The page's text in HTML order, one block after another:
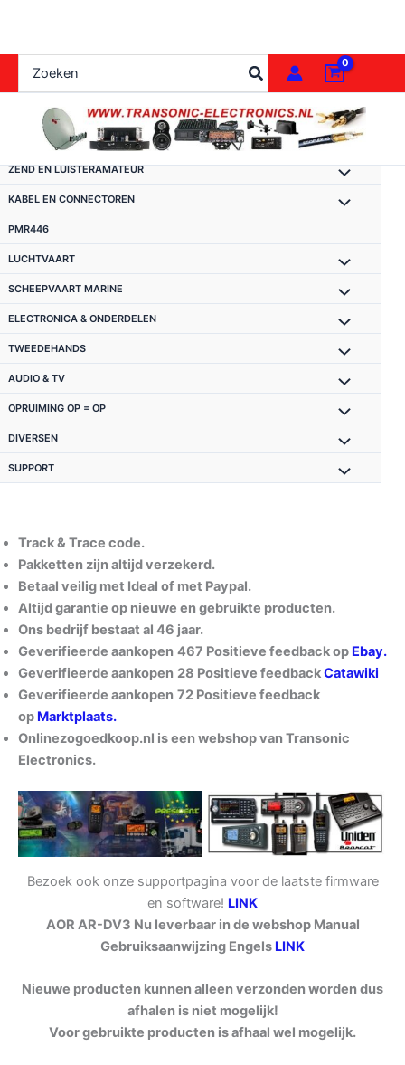
de
inhoud
naar:
ZEND EN LUISTERAMATEUR
KABEL EN CONNECTOREN
PMR446
LUCHTVAART
SCHEEPVAART MARINE
ELECTRONICA & ONDERDELEN
TWEEDEHANDS
AUDIO & TV
OPRUIMING OP = OP
DIVERSEN
SUPPORT
Track & Trace code.
Pakketten zijn altijd verzekerd.
Betaal veilig met Ideal of met Paypal.
Altijd garantie op nieuwe en gebruikte producten.
Ons bedrijf bestaat al 46 jaar.
Geverifieerde aankopen 467 Positieve feedback op Ebay.
Geverifieerde aankopen 28 Positieve feedbackCatawiki
Geverifieerde aankopen 72 Positieve feedback
op Marktplaats.
Onlinezogoedkoop.nl is een webshop van Transonic
Electronics.
Bezoek ook onze supportpagina voor de laatste firmware
en software! LINK
AOR AR-DV3 Nu leverbaar in de webshop Manual
Gebruiksaanwijzing Engels LINK
Nieuwe producten kunnen alleen verzonden worden dus
afhalen is niet mogelijk!
Voor gebruikte producten is afhaal wel mogelijk.